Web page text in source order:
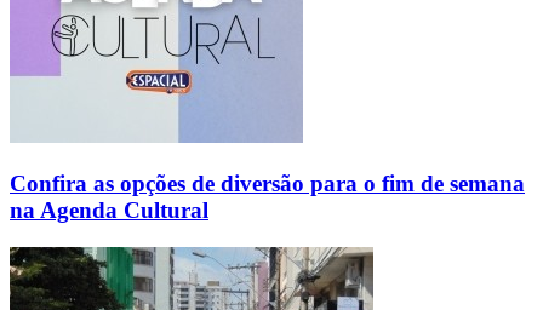
Confira as opções de diversão para o fim de semana
na Agenda Cultural